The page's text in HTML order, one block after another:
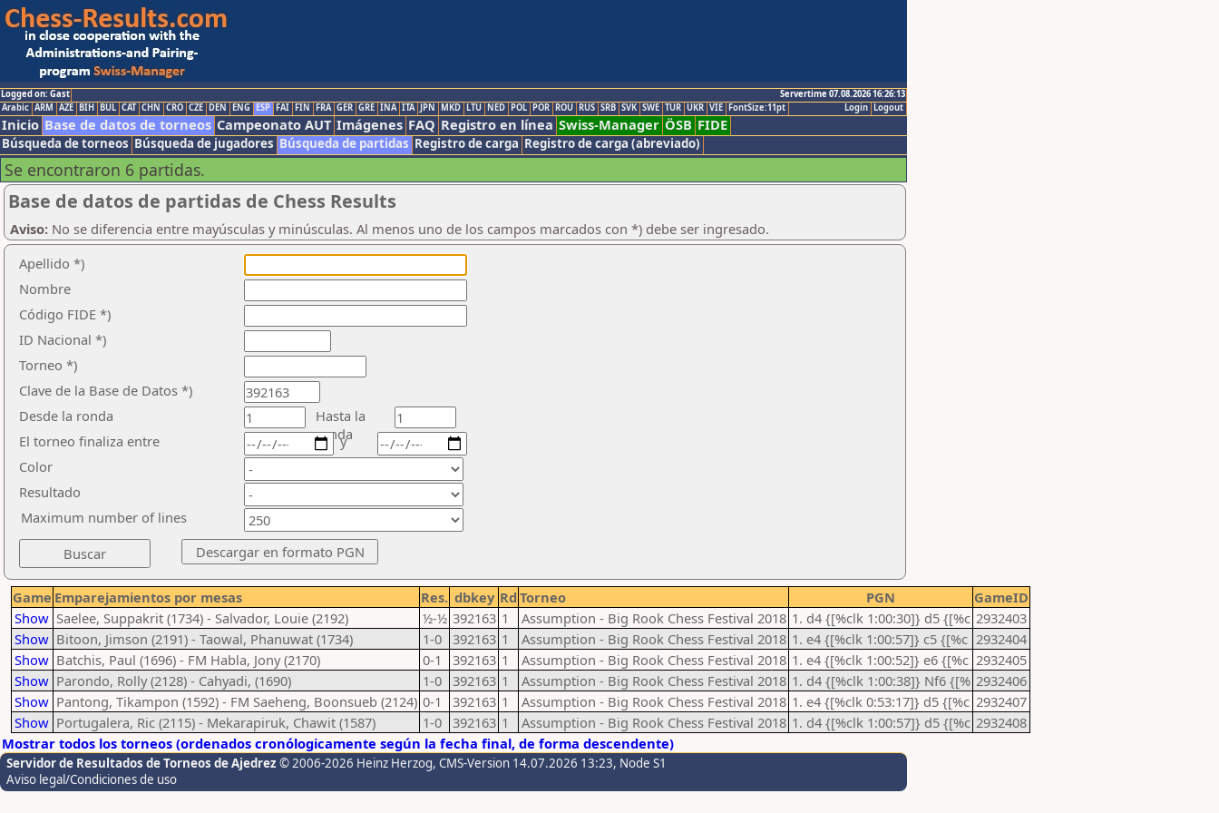
Logged on: Gast
Servertime 07.08.2026 16:26:13
Logout
Login
Arabic ARM AZE BIH BUL CAT CHN CRO CZE DEN ENG ESP FAI FIN FRA GER GRE INA ITA JPN MKD LTU NED POL POR ROU RUS SRB SVK SWE TUR UKR VIE FontSize:11pt
Inicio Base de datos de torneos Campeonato AUT Imágenes FAQ Registro en línea Swiss-Manager ÖSB FIDE
Búsqueda de torneos Búsqueda de jugadores Búsqueda de partidas Registro de carga Registro de carga (abreviado)
Se encontraron 6 partidas.
Base de datos de partidas de Chess Results
Aviso: No se diferencia entre mayúsculas y minúsculas. Al menos uno de los campos marcados con *) debe ser ingresado.
Apellido *)
Nombre
Código FIDE *)
ID Nacional *)
Torneo *)
Clave de la Base de Datos *)
Desde la ronda
Hasta la
ronda
El torneo finaliza entre
Color
Resultado
y
Maximum number of lines
Game Emparejamientos por mesas Res. dbkey Rd Torneo PGN
GameID
Show Saelee, Suppakrit (1734) - Salvador, Louie (2192) ½-½ 392163 1 Assumption - Big Rook Chess Festival 2018 1. d4 {[%clk 1:00:30]} d5 {[%c 2932403
Show Bitoon, Jimson (2191) - Taowal, Phanuwat (1734) 1-0 392163 1 Assumption - Big Rook Chess Festival 2018 1. e4 {[%clk 1:00:57]} c5 {[%c 2932404
Show Batchis, Paul (1696) - FM Habla, Jony (2170) 0-1 392163 1 Assumption - Big Rook Chess Festival 2018 1. e4 {[%clk 1:00:52]} e6 {[%c 2932405
Show Parondo, Rolly (2128) - Cahyadi, (1690) 1-0 392163 1 Assumption - Big Rook Chess Festival 2018 1. d4 {[%clk 1:00:38]} Nf6 {[% 2932406
Show Pantong, Tikampon (1592) - FM Saeheng, Boonsueb (2124) 0-1 392163 1 Assumption - Big Rook Chess Festival 2018 1. e4 {[%clk 0:53:17]} d5 {[%c 2932407
Show Portugalera, Ric (2115) - Mekarapiruk, Chawit (1587) 1-0 392163 1 Assumption - Big Rook Chess Festival 2018 1. d4 {[%clk 1:00:57]} d5 {[%c 2932408
Mostrar todos los torneos (ordenados cronólogicamente según la fecha final, de forma descendente)
Servidor de Resultados de Torneos de Ajedrez © 2006-2026 Heinz Herzog, CMS-Version 14.07.2026 13:23, Node S1
Aviso legal/Condiciones de uso